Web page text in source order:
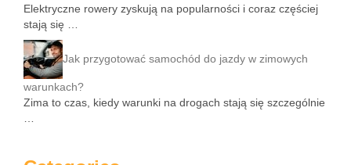
Elektryczne rowery zyskują na popularności i coraz częściej
stają się …
Jak przygotować samochód do jazdy w zimowych
warunkach?
Zima to czas, kiedy warunki na drogach stają się szczególnie